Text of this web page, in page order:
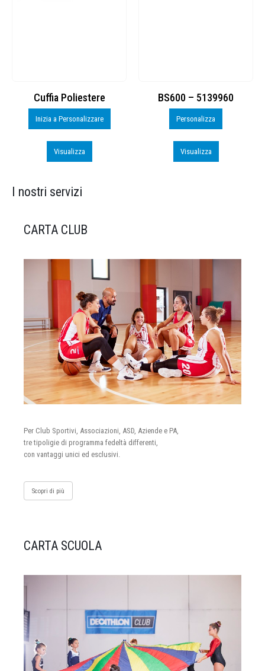
Cuffia Poliestere
Inizia a Personalizzare
Visualizza
BS600 – 5139960
Personalizza
Visualizza
I nostri servizi
CARTA CLUB
Per Club Sportivi, Associazioni, ASD, Aziende e PA,
tre tipoligie di programma fedeltà differenti,
con vantaggi unici ed esclusivi.
Scopri di più
CARTA SCUOLA